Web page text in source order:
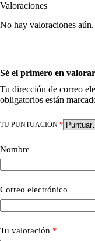
Valoraciones
No hay valoraciones aún.
Sé el primero en
Tu dirección de correo
obligatorios están
TU PUNTUACIÓN *
Nombre
Correo electrónico
Tu valoración *